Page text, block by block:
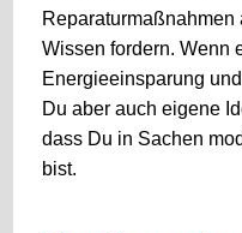
Wissen fordern. Wenn
Energieeinsparung
Du aber auch eigene
dass Du in Sachen
bist.